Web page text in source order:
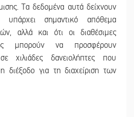
Τα δεδομένα αυτά δείχνουν
υπάρχει σημαντικό απόθεμα
αλλά και ότι οι διαθέσιμες
μπορούν να προσφέρουν
χιλιάδες δανειολήπτες που
διέξοδο για τη διαχείριση των